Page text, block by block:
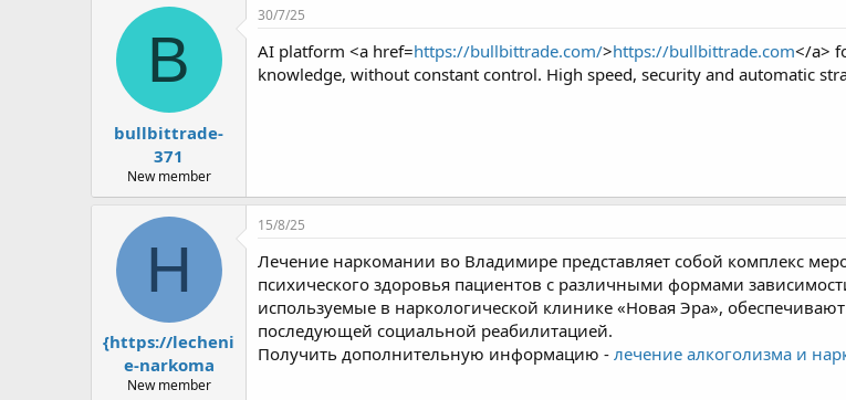
B
bullbittrade-
371
New member
30/7/25
AI platform <a href=https://bullbittrade.com/>https://bullbittrade.com</a>
knowledge, without constant control. High speed, security and automatic
H
{https://lecheni
e-narkoma
New member
15/8/25
Лечение наркомании во Владимире представляет собой комплекс
психического здоровья пациентов с различными формами
используемые в наркологической клинике «Новая Эра»,
последующей социальной реабилитацией.
Получить дополнительную информацию - лечение алкоголизма и